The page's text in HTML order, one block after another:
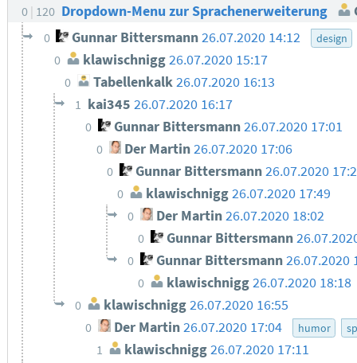
0 120 Dropdown-Menu zur Sprachenerweiterung
0 Gunnar Bittersmann26.07.2020 14:12 design
0 klawischnigg 26.07.2020 15:17
0 Tabellenkalk26.07.2020 16:13
1 kai34526.07.2020 16:17
0 Gunnar Bittersmann26.07.2020 17:01
0 Der Martin26.07.2020 17:06
0 Gunnar Bittersmann 26.07.2020
0 klawischnigg26.07.2020 17:49
0 Der Martin26.07.2020 18:02
0 Gunnar Bittersmann
0 Gunnar Bittersmann26.07.2020
0 klawischnigg26.07.2020 18:18
0 klawischnigg26.07.2020 16:55
0 Der Martin26.07.2020 17:04 humor
1 klawischnigg26.07.2020 17:11